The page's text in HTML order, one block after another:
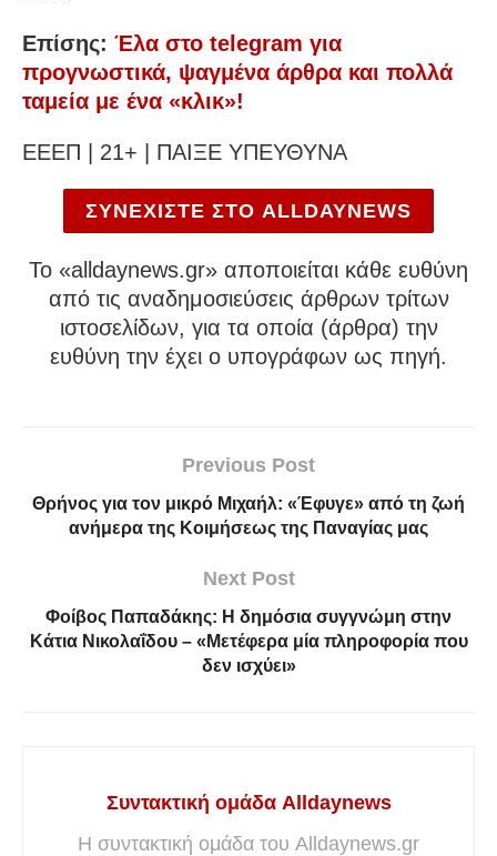
Επίσης: Έλα στο telegram για
προγνωστικά, ψαγμένα άρθρα και πολλά
ταμεία με ένα «κλικ»!
ΕΕΕΠ | 21+ | ΠΑΙΞΕ ΥΠΕΥΘΥΝΑ
ΣΥΝΕΧΙΣΤΕ ΣΤΟ ALLDAYNEWS
To «alldaynews.gr» αποποιείται κάθε ευθύνη
από τις αναδημοσιεύσεις άρθρων τρίτων
ιστοσελίδων, για τα οποία (άρθρα) την
ευθύνη την έχει ο υπογράφων ως πηγή.
Previous Post
Θρήνος για τον μικρό Μιχαήλ: «Έφυγε» από τη ζωή
ανήμερα της Κοιμήσεως της Παναγίας μας
Next Post
Φοίβος Παπαδάκης: Η δημόσια συγγνώμη στην
Κάτια Νικολαΐδου – «Μετέφερα μία πληροφορία που
δεν ισχύει»
Συντακτική ομάδα Alldaynews
Η συντακτική ομάδα του Alldaynews.gr